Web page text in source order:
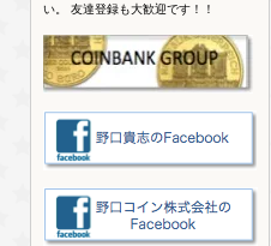
い。 友達登録も大歓迎です！！